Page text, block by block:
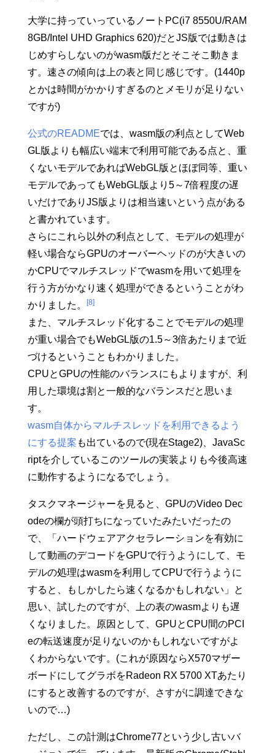
大学に持っていっているノートPC(i7 8550U/RAM
8GB/Intel UHD Graphics 620)だとJS版では動きは
じめすらしないのがwasm版だとそこそこ動きま
す。速さの傾向は上の表と同じ感じです。(1440p
とかは時間がかかりすぎるのとメモリが足りない
ですが)
公式のREADMEでは、wasm版の利点としてWeb
GL版よりも幅広い端末で利用可能である点と、重
くないモデルであればWebGL版とほぼ同等、重い
モデルであってもWebGL版より5～7倍程度の遅
いだけでありJS版よりは相当速いという点がある
と書かれています。
さらにこれら以外の利点として、モデルの処理が
軽い場合ならGPUのオーバーヘッドのが大きいの
かCPUでマルチスレッドでwasmを用いて処理を
行う方がかなり速く処理ができるということがわ
かりました。
[8]
また、マルチスレッド化することでモデルの処理
が重い場合でもWebGL版の1.5～3倍あたりまで近
づけるということもわかりました。
CPUとGPUの性能のバランスにもよりますが、利
用した環境は割と一般的なバランスだと思いま
す。
wasm自体からマルチスレッドを利用できるよう
にする提案 も出ているので(現在Stage2)、JavaSc
riptを介しているこのツールの実装よりも今後高速
に動作するようになるでしょう。
タスクマネージャーを見ると、GPUのVideo Dec
odeの欄が頭打ちになっていたみたいだったの
で、「ハードウェアアクセラレーションを有効に
して動画のデコードをGPUで行うようにして、モ
デルの処理はwasmを利用してCPUで行うように
すると、もしかしたら速くなるかもしれない」と
思い、試したのですが、上の表のwasmよりも遅
くなりました。原因として、GPUとCPU間のPCI
eの転送速度が足りないのかもしれないですがよ
くわからないです。(これが原因ならX570マザー
ボードにしてグラボをRadeon RX 5700 XTあたり
にすると改善するのですが、さすがに調達できな
いので…)
ただし、この計測はChrome77という少し古いバ